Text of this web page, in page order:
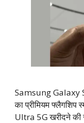
Samsung Galaxy
का प्रीमियम फ्लैगशिप
Ultra 5G खरीदने की